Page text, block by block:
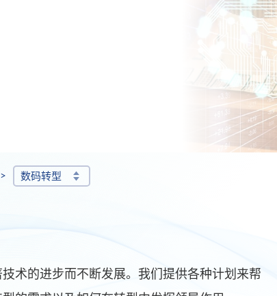
数码转型
术的进步而不断发展。我们提供各种计划来帮